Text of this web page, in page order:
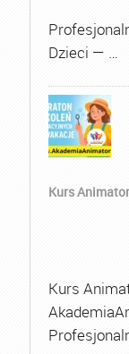
Dzieci — …
Kurs
Kurs